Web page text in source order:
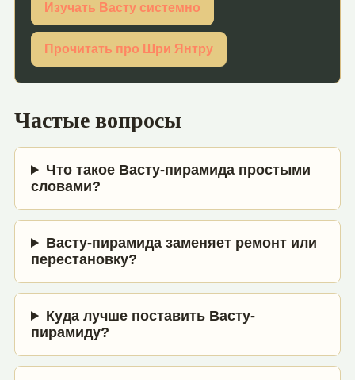
Изучать Васту системно
Прочитать про Шри Янтру
Частые вопросы
Что такое Васту-пирамида простыми
словами?
Васту-пирамида заменяет ремонт или
перестановку?
Куда лучше поставить Васту-
пирамиду?